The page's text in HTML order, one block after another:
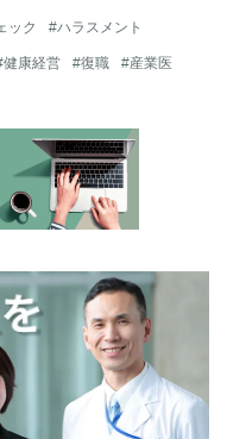
ック #ハラスメント
健康経営 #復職 #産業医